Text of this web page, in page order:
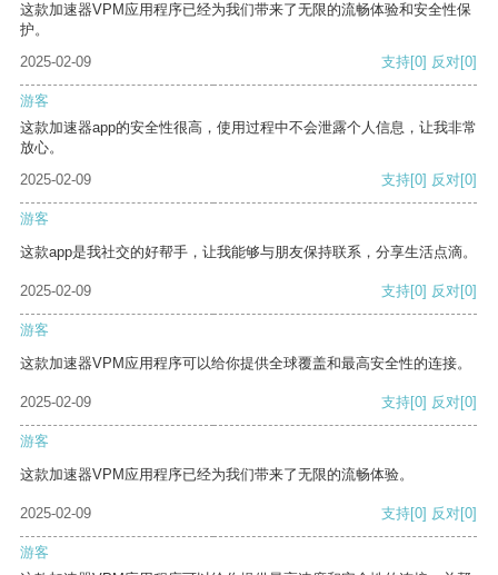
这款加速器VPM应用程序已经为我们带来了无限的流畅体验和安全性保
护。
2025-02-09
支持[0] 反对[0]
游客
这款加速器app的安全性很高，使用过程中不会泄露个人信息，让我非常
放心。
2025-02-09
支持[0] 反对[0]
游客
这款app是我社交的好帮手，让我能够与朋友保持联系，分享生活点滴。
2025-02-09 支持[0] 反对[0]
游客
这款加速器VPM应用程序可以给你提供全球覆盖和最高安全性的连接。
2025-02-09 支持[0] 反对[0]
游客
这款加速器VPM应用程序已经为我们带来了无限的流畅体验。
2025-02-09 支持[0] 反对[0]
游客